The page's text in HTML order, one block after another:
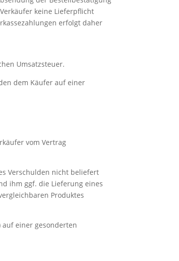
keine Lieferpflicht
erfolgt daher
Umsatzsteuer.
dem Käufer auf einer
vom Vertrag
Verschulden nicht beliefert
ihm ggf. die Lieferung eines
Produktes
einer gesonderten